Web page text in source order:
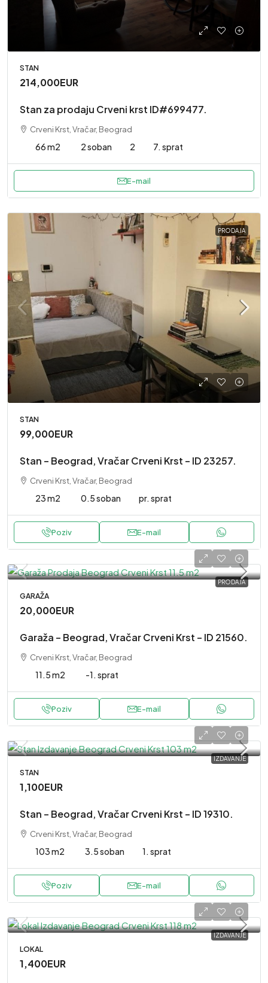
STAN
214,000EUR
Stan za prodaju Crveni krst ID#699477.
Crveni Krst, Vračar, Beograd
66 m2 2 soban 2 7. sprat
E-mail
PRODAJA
STAN
99,000EUR
Stan – Beograd, Vračar Crveni Krst – ID 23257.
Crveni Krst, Vračar, Beograd
23 m2 0.5 soban pr. sprat
Poziv E-mail
PRODAJA
GARAŽA
20,000EUR
Garaža – Beograd, Vračar Crveni Krst – ID 21560.
Crveni Krst, Vračar, Beograd
11.5 m2 -1. sprat
Poziv E-mail
IZDAVANJE
STAN
1,100EUR
Stan – Beograd, Vračar Crveni Krst – ID 19310.
Crveni Krst, Vračar, Beograd
103 m2 3.5 soban 1. sprat
Poziv E-mail
IZDAVANJE
LOKAL
1,400EUR